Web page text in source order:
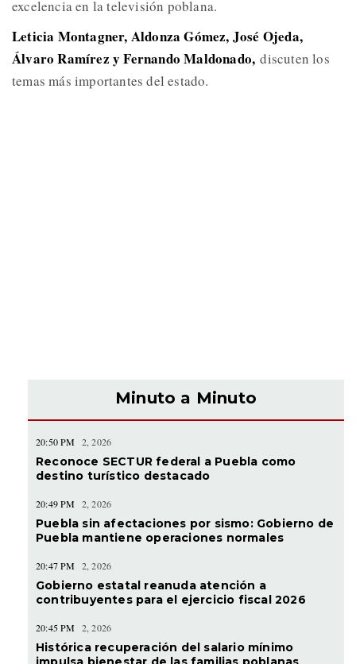
excelencia en la televisión poblana.
Leticia Montagner, Aldonza Gómez, José Ojeda,
Álvaro Ramírez y Fernando Maldonado, discuten los
temas más importantes del estado.
Minuto a Minuto
20:50 PM 2, 2026
Reconoce SECTUR federal a Puebla como
destino turístico destacado
20:49 PM 2, 2026
Puebla sin afectaciones por sismo: Gobierno de
Puebla mantiene operaciones normales
20:47 PM 2, 2026
Gobierno estatal reanuda atención a
contribuyentes para el ejercicio fiscal 2026
20:45 PM 2, 2026
Histórica recuperación del salario mínimo